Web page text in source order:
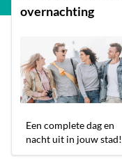
overnachting
Een complete dag en
nacht uit in jouw stad!